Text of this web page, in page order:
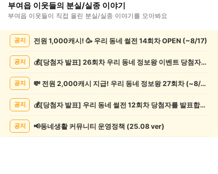
부여읍 이웃들의 분실/실종 이야기
부여읍 이웃들이 직접 올린 분실/실종 이야기를 모아봐요
록
공지 전원 1,000캐시! 🥳 우리 동네 썰전 14회차 OPEN (~8/17)
공지 💰[당첨자 발표] 26회차 우리 동네 정보왕 이벤트 당첨자를 발표합니다!
공지 💸 전원 2,000캐시 지급! 우리 동네 정보왕 27회차 (~8/10)
공지 💰[당첨자 발표] 우리 동네 썰전 12회차 당첨자를 발표합니다!
공지 📢동네생활 커뮤니티 운영정책 (25.08 ver)